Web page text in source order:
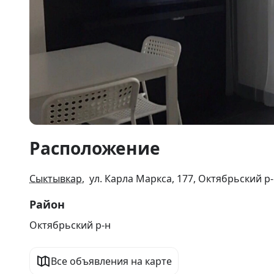
1
25
Расположение
Сыктывкар, ул. Карла Маркса, 177, Октябрьский
Район
Октябрьский р-н
Все объявления на карте